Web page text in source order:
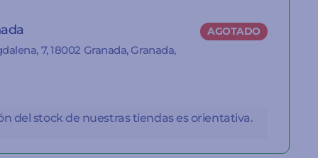
7, 18002 Granada, Granada,
AGOTADO
del stock de nuestras tiendas es orientativa.